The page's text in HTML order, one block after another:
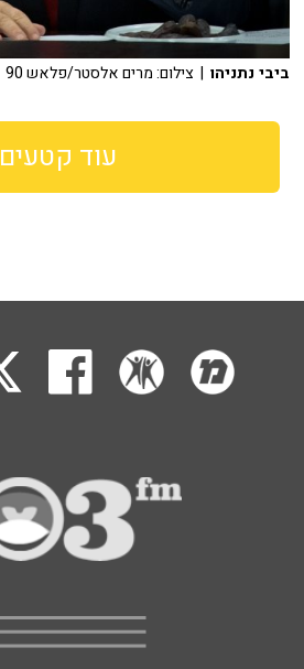
ביבי נתניהו | צילום: מרים אלסטר/פלאש 90
עוד קטעים